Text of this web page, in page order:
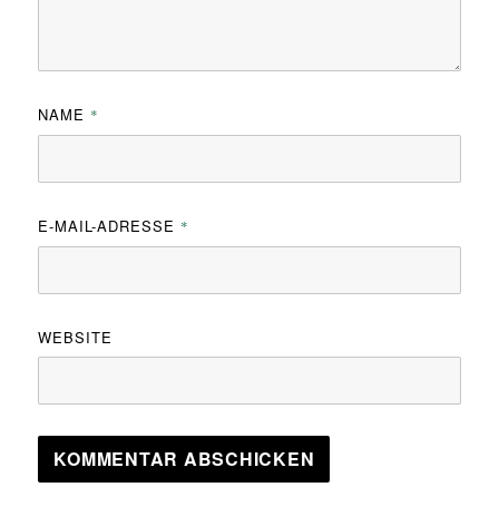
NAME *
E-MAIL-ADRESSE *
WEBSITE